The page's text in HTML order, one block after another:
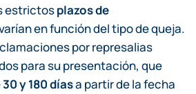
estrictosplazos de
en función del tipo de queja.
por represalias
para su presentación, que
30 y 180 díasa partir de la fecha